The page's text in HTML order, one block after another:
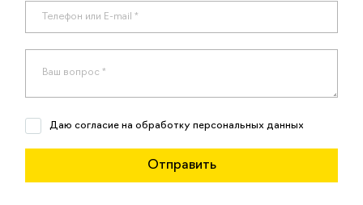
Даю согласие на обработку персональных данных